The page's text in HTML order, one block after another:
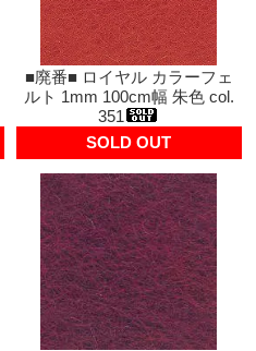
■廃番■ ロイヤル カラーフェ
ルト 1mm 100cm幅 朱色 col.
351
SOLD OUT